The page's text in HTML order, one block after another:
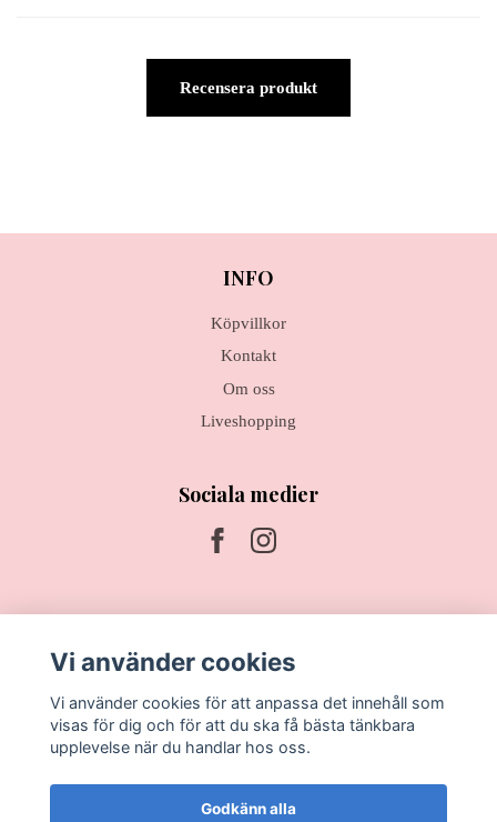
Recensera produkt
INFO
Köpvillkor
Kontakt
Om oss
Liveshopping
Sociala medier
Vi använder cookies
Vi använder cookies för att anpassa det innehåll som
visas för dig och för att du ska få bästa tänkbara
upplevelse när du handlar hos oss.
Godkänn alla